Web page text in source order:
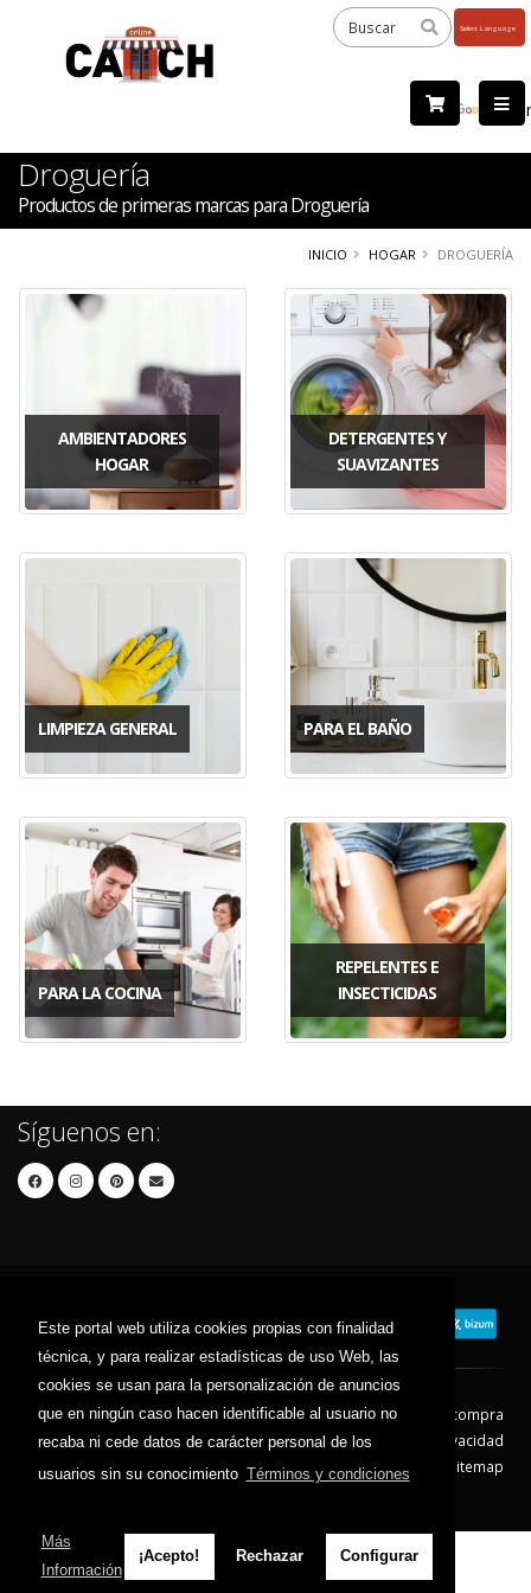
Este portal web utiliza cookies propias con finalidad
técnica, y para realizar estadísticas de uso Web, las
cookies se usan para la personalización de anuncios
que en ningún caso hacen identificable al usuario no
recaba ni cede datos de carácter personal de los
usuarios sin su conocimiento Términos y condiciones
Más
Información
¡Acepto! Rechazar Configurar
by
Droguería
Productos de primeras marcas para Droguería
INICIO HOGAR DROGUERÍA
AMBIENTADORES
HOGAR
DETERGENTES Y
SUAVIZANTES
LIMPIEZA GENERAL PARA EL BAÑO
PARA LA COCINA
REPELENTES E
INSECTICIDAS
Síguenos en:
Contacto Aviso Legal
Condiciones de compra
Política de envíos
Política de devolución
Política de Privacidad
Política de Cookies
Sitemap